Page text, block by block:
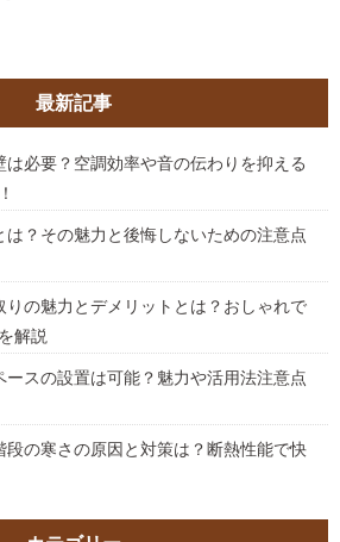
最新記事
は必要？空調効率や音の伝わりを抑える
は？その魅力と後悔しないための注意点
りの魅力とデメリットとは？おしゃれで
解説
ースの設置は可能？魅力や活用法注意点
段の寒さの原因と対策は？断熱性能で快